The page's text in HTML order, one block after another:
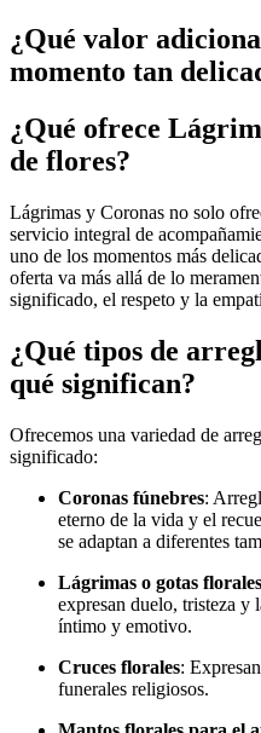
¿Qué valor
momento tan
¿Qué ofrece
de flores?
Lágrimas y Coronas no solo
servicio integral de
uno de los momentos más
oferta va más allá de lo
significado, el respeto y la
¿Qué tipos de
qué significan?
Ofrecemos una variedad de
significado:
Coronas fúnebres:
eterno de la vida y el
se adaptan a diferentes
Lágrimas o gotas florales
expresan duelo, tristeza y
íntimo y emotivo.
Cruces florales:
funerales religiosos.